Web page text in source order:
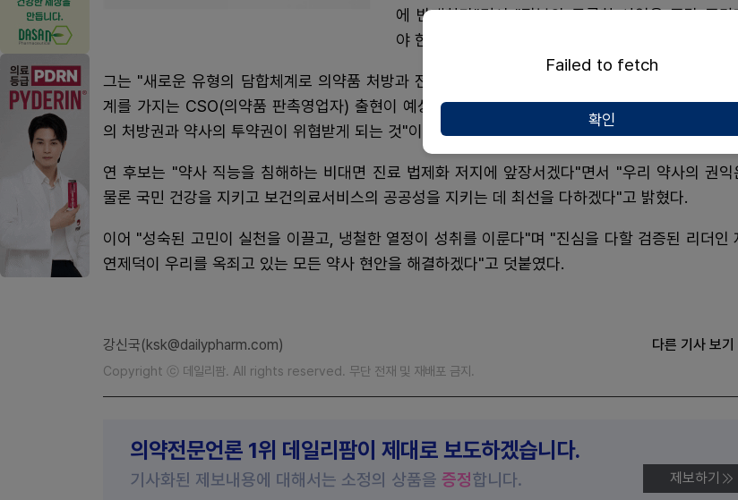
에 반대한다"면서 "정부의 공론화 사업은 즉각 중단
야 한다"고 목소리를 높였다.
그는 "새로운 유형의 담합체계로 의약품 처방과 전달체계를 왜곡시키는 것은 물론, 비정상의 유통체
계를 가지는 CSO(의약품 판촉영업자) 출현이 예상된다"며 "비대면 진료 플랫폼 기업들에 의해 의
의 처방권과 약사의 투약권이 위협받게 되는 것"이라고 지적했다.
연 후보는 "약사 직능을 침해하는 비대면 진료 법제화 저지에 앞장서겠다"면서 "우리 약사의 권익
물론 국민 건강을 지키고 보건의료서비스의 공공성을 지키는 데 최선을 다하겠다"고 밝혔다.
이어 "성숙된 고민이 실천을 이끌고, 냉철한 열정이 성취를 이룬다"며 "진심을 다할 검증된 리더인
연제덕이 우리를 옥죄고 있는 모든 약사 현안을 해결하겠다"고 덧붙였다.
강신국(ksk@dailypharm.com) 다른 기사 보기
Copyright ⓒ 데일리팜. All rights reserved. 무단 전재 및 재배포 금지.
의약전문언론 1위 데일리팜이 제대로 보도하겠습니다.
기사화된 제보내용에 대해서는 소정의 상품을 증정합니다. 제보하기
Failed to fetch
확인